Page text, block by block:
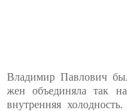
Владимир Павлович
жен объединяла так
внутренняя